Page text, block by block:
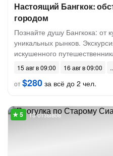
Настоящий Бангкок:
городом
Познайте душу Бангкока: от
уникальных рынков.
искушенного
15 авг в 09:00
16 авг в 09:00
от$280 за всё до 2 чел.
13 отзывов